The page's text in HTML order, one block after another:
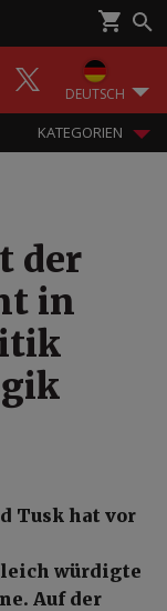
DEUTSCH
KATEGORIEN
der
in
Tusk hat vor
würdigte
Auf der